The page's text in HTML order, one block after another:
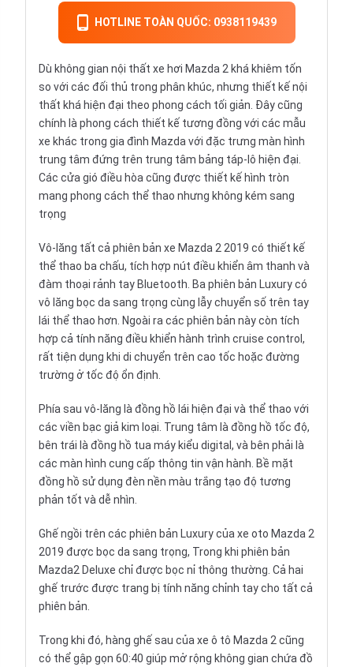
HOTLINE TOÀN QUỐC: 0938119439
Dù không gian nội thất xe hơi Mazda 2 khá khiêm tốn
so với các đối thủ trong phân khúc, nhưng thiết kế nội
thất khá hiện đại theo phong cách tối giản. Đây cũng
chính là phong cách thiết kế tương đồng với các mẫu
xe khác trong gia đình Mazda với đặc trưng màn hình
trung tâm đứng trên trung tâm bảng táp-lô hiện đại.
Các cửa gió điều hòa cũng được thiết kế hình tròn
mang phong cách thể thao nhưng không kém sang
trọng
Vô-lăng tất cả phiên bản xe Mazda 2 2019 có thiết kế
thể thao ba chấu, tích hợp nút điều khiển âm thanh và
đàm thoại rảnh tay Bluetooth. Ba phiên bản Luxury có
vô lăng bọc da sang trọng cùng lẫy chuyển số trên tay
lái thể thao hơn. Ngoài ra các phiên bản này còn tích
hợp cả tính năng điều khiển hành trình cruise control,
rất tiện dụng khi di chuyển trên cao tốc hoặc đường
trường ở tốc độ ổn định.
Phía sau vô-lăng là đồng hồ lái hiện đại và thể thao với
các viền bạc giả kim loại. Trung tâm là đồng hồ tốc độ,
bên trái là đồng hồ tua máy kiểu digital, và bên phải là
các màn hình cung cấp thông tin vận hành. Bề mặt
đồng hồ sử dụng đèn nền màu trắng tạo độ tương
phản tốt và dễ nhìn.
Ghế ngồi trên các phiên bản Luxury của xe oto Mazda 2
2019 được bọc da sang trọng, Trong khi phiên bản
Mazda2 Deluxe chỉ được bọc nỉ thông thường. Cả hai
ghế trước được trang bị tính năng chỉnh tay cho tất cả
phiên bản.
Trong khi đó, hàng ghế sau của xe ô tô Mazda 2 cũng
có thể gập gọn 60:40 giúp mở rộng không gian chứa đồ